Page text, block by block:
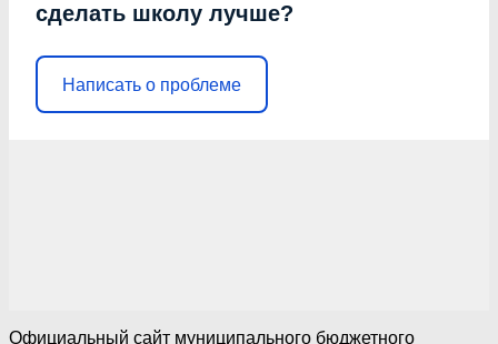
сделать школу лучше?
Написать о проблеме
Официальный сайт муниципального бюджетного